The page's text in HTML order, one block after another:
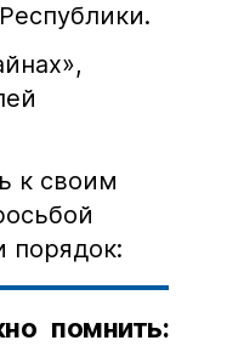
к своим
порядок:
помнить: